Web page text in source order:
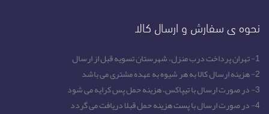
نحوه ی سفارش و ارسال کالا
1- تهران پرداخت درب منزل، شهرستان تسویه قبل از ارسال
2- هزینه ارسال کالا به هر شیوه به عهده مشتری می باشد
3- در صورت ارسال با تیپاکس، هزینه حمل پس کرایه می شود
4- در صورت ارسال با پست هزینه حمل قبلا دریافت می گردد